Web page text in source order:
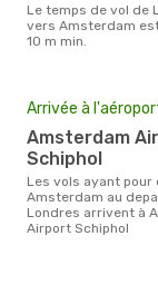
Le temps de vol de Londres
vers Amsterdam
10 m min.
Arrivée à
Amsterdam Airport
Schiphol
Les vols ayant pour destination
Amsterdam au
Londres arrivent à
Airport Schiphol